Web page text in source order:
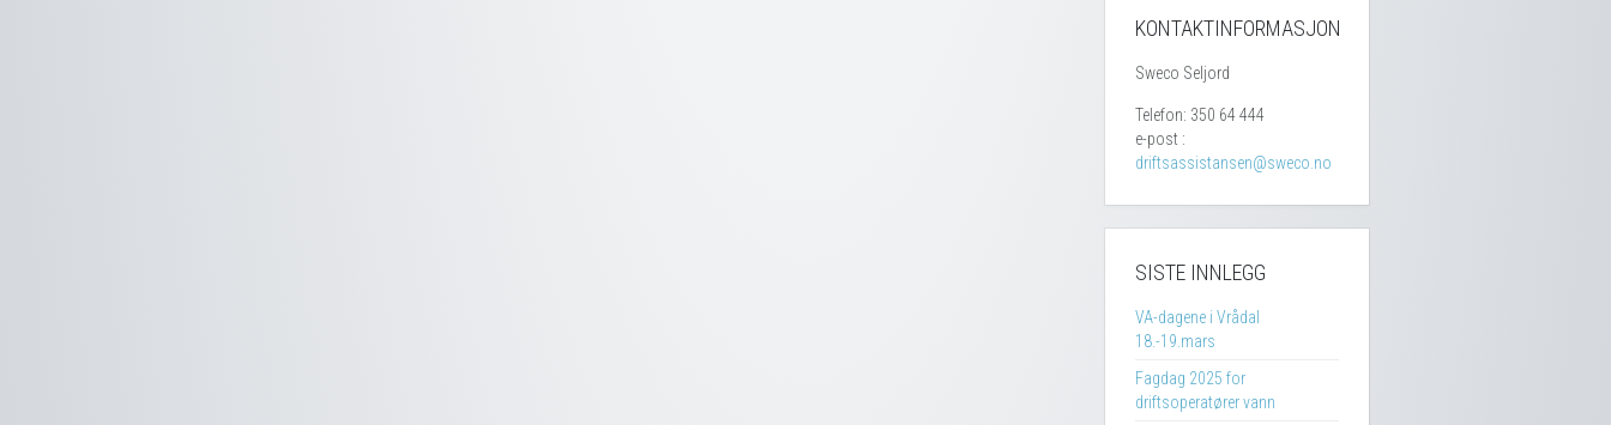
KONTAKTINFORMASJON
Sweco Seljord
Telefon: 350 64 444
e-post :
driftsassistansen@sweco.no
SISTE INNLEGG
VA-dagene i Vrådal
18.-19.mars
Fagdag 2025 for
driftsoperatører vann